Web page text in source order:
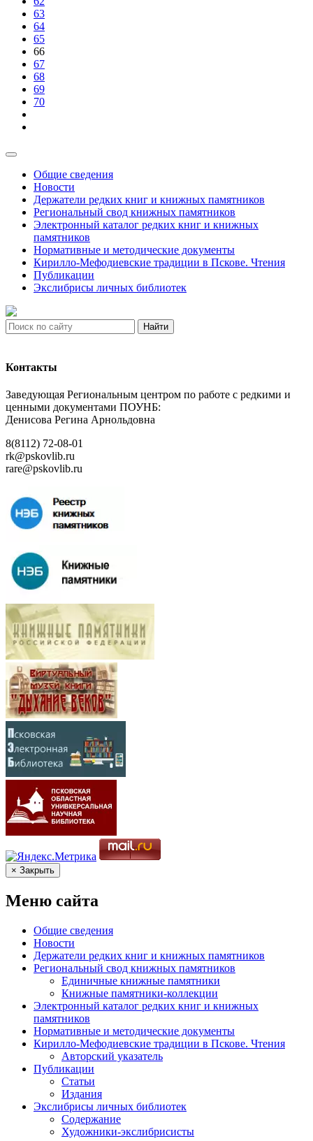
63
64
65
66
67
68
69
70
Общие сведения
Новости
Держатели редких книг и книжных памятников
Региональный свод книжных памятников
Электронный каталог редких книг и книжных
памятников
Нормативные и методические документы
Кирилло-Мефодиевские традиции в Пскове. Чтения
Публикации
Экслибрисы личных библиотек
Найти
Контакты
Заведующая Региональным центром по работе с редкими и
ценными документами ПОУНБ:
Денисова Регина Арнольдовна
8(8112) 72-08-01
rk@pskovlib.ru
rare@pskovlib.ru
× Закрыть
Меню сайта
Общие сведения
Новости
Держатели редких книг и книжных памятников
Региональный свод книжных памятников
Единичные книжные памятники
Книжные памятники-коллекции
Электронный каталог редких книг и книжных
памятников
Нормативные и методические документы
Кирилло-Мефодиевские традиции в Пскове. Чтения
Авторский указатель
Публикации
Статьи
Издания
Экслибрисы личных библиотек
Содержание
Художники-экслибрисисты